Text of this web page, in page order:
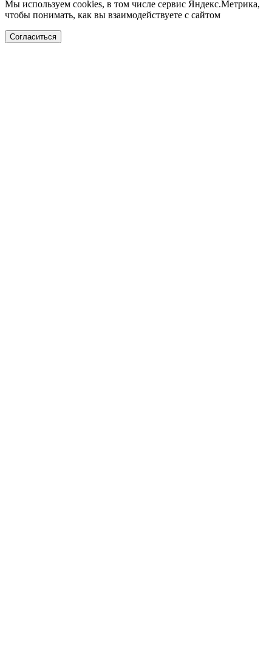
Мы используем cookies, в том числе сервис Яндекс.Метрика,
чтобы понимать, как вы взаимодействуете с сайтом
Согласиться